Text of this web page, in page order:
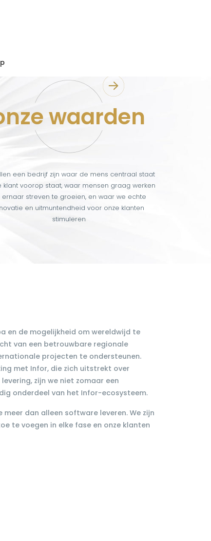
waarden
een bedrijf zijn waar de mens centraal staat
klant voorop staat, waar mensen graag werken
ernaar streven te groeien, en waar we echte
en uitmuntendheid voor onze klanten
stimuleren
en de mogelijkheid om wereldwijd te
van een betrouwbare regionale
projecten te ondersteunen.
met Infor, die zich uitstrekt over
zijn we niet zomaar een
onderdeel van het Infor-ecosysteem.
dan alleen software leveren. We zijn
te voegen in elke fase en onze klanten